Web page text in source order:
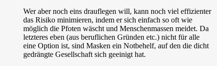
Wer aber noch eins drauflegen will, kann noch viel effizienter
das Risiko minimieren, indem er sich einfach so oft wie
möglich die Pfoten wäscht und Menschenmassen meidet. Da
letzteres eben (aus beruflichen Gründen etc.) nicht für alle
eine Option ist, sind Masken ein Notbehelf, auf den die dicht
gedrängte Gesellschaft sich geeinigt hat.